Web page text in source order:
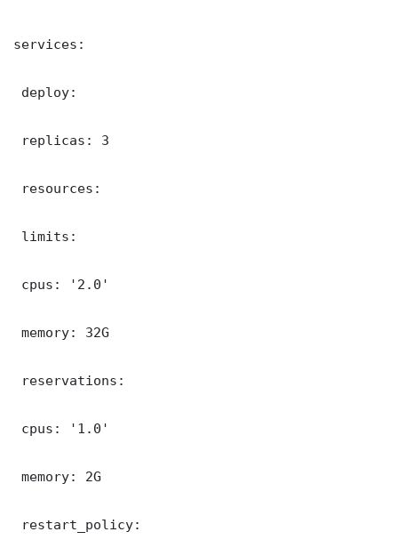
services:
deploy:
replicas: 3
resources:
limits:
cpus: '2.0'
memory: 32G
reservations:
cpus: '1.0'
memory: 2G
restart_policy: